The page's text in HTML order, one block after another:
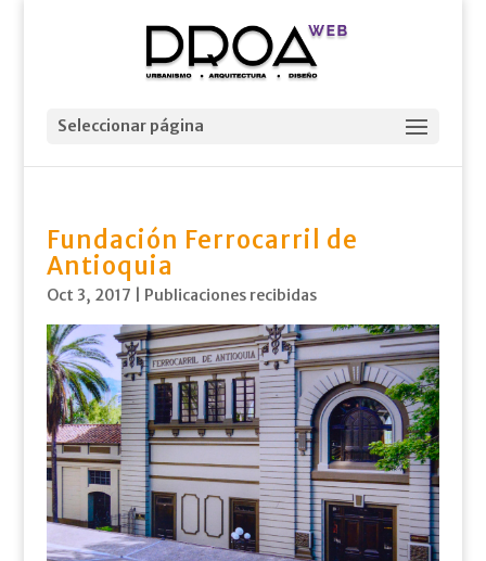
Seleccionar página
Fundación Ferrocarril de
Antioquia
Oct 3, 2017 Publicaciones recibidas